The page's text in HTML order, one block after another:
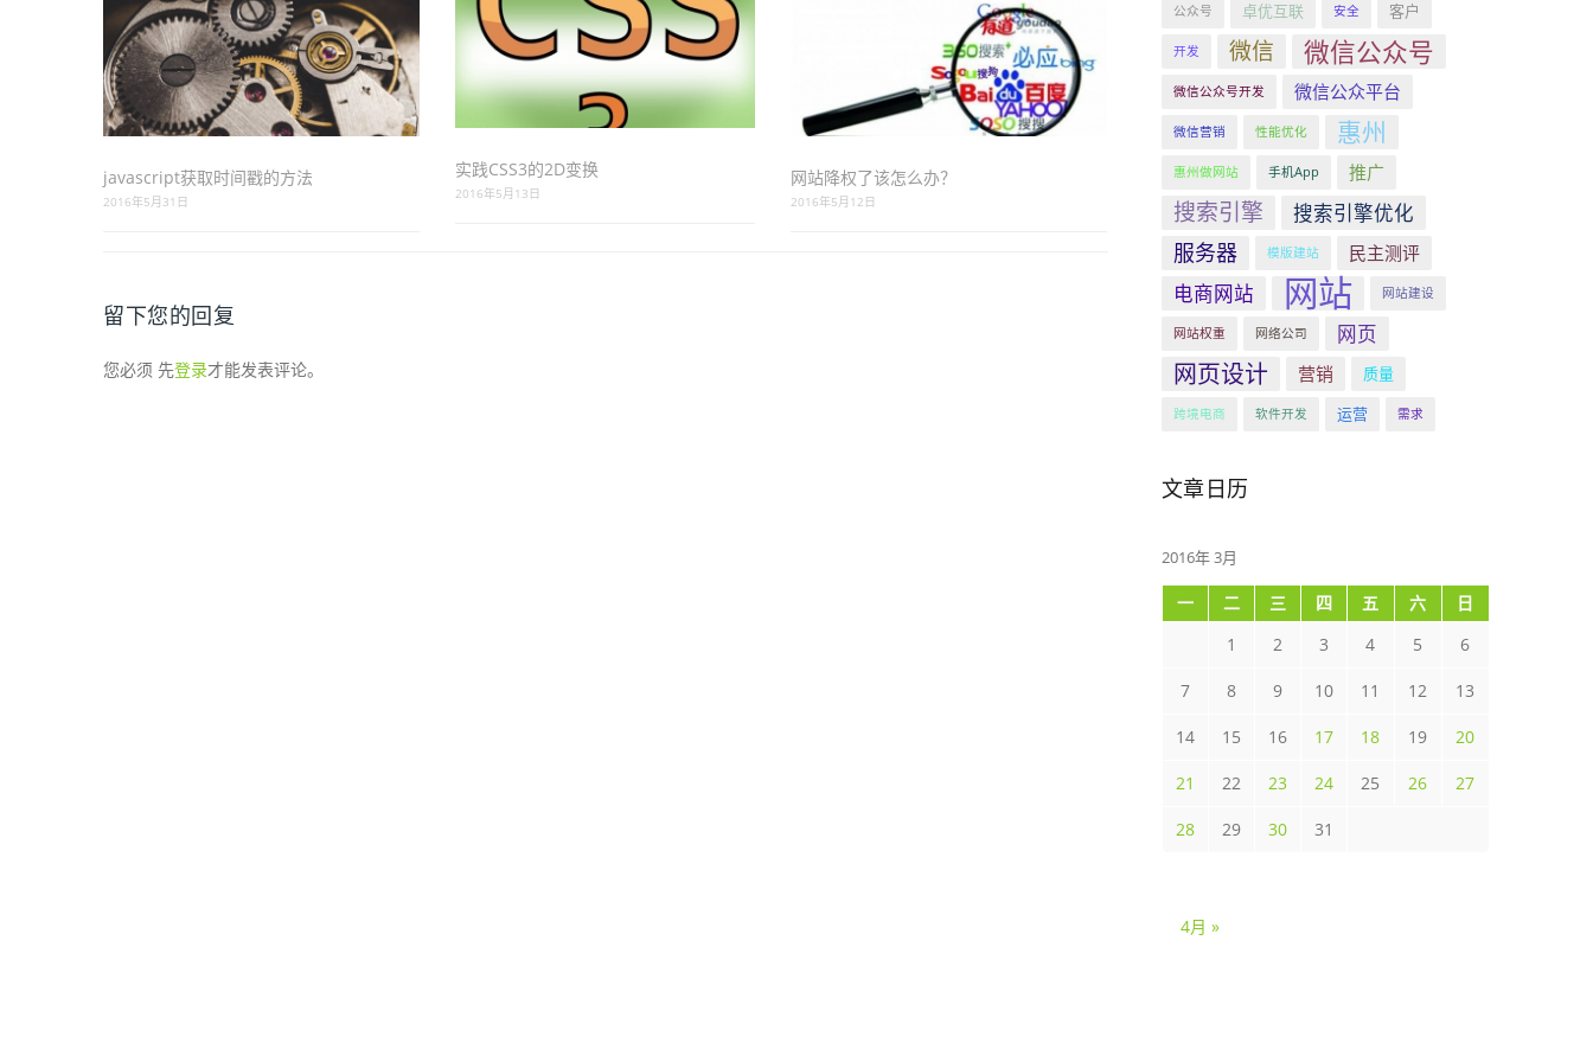
javascript获取时间戳的方法
2016年5月31日
实践CSS3的2D变换
2016年5月13日
网站降权了该怎么办？
2016年5月12日
留下您的回复
您必须 先登录才能发表评论。
公众号 卓优互联 安全 客户
开发 微信 微信公众号
微信公众号开发 微信公众平台
微信营销 性能优化 惠州
惠州做网站 手机App 推广
搜索引擎 搜索引擎优化
服务器 模版建站 民主测评
电商网站 网站 网站建设
网站权重 网络公司 网页
网页设计 营销 质量
跨境电商 软件开发 运营 需求
文章日历
2016年 3月
一 二 三 四 五 六
日
1
2 3 4 5 6
7 8 9 10 11 12 13
14 15 16 17 18 19 20
21 22 23 24 25 26 27
28 29 30 31
4月 »